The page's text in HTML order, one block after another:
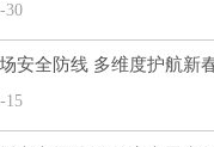
30
安全防线 多维度护航新
15